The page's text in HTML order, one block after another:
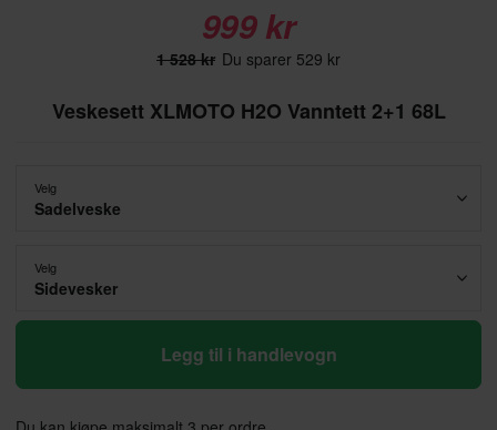
999 kr
1 528 kr Du sparer 529 kr
Veskesett XLMOTO H2O Vanntett 2+1 68L
Velg
Sadelveske
Velg
Sidevesker
Legg til i handlevogn